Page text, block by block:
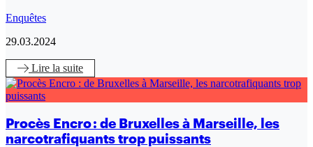
Enquêtes
29.03.2024
Lire la suite
Procès Encro : de Bruxelles à Marseille, les
narcotrafiquants trop puissants